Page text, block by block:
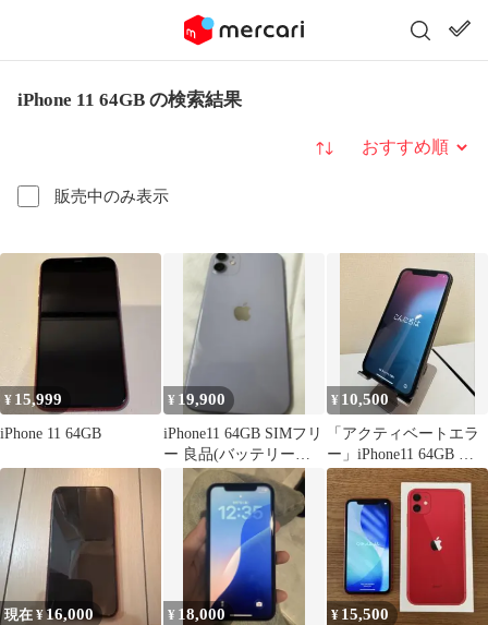
iPhone 11 64GB の検索結果
販売中のみ表示
並び替え
¥ 15,999
iPhone 11 64GB
¥ 19,900
iPhone11 64GB SIMフリ
ー 良品(バッテリー
84%)
¥ 10,500
「アクティベートエラ
ー」iPhone11 64GB ブ
ラック SIMフリー
現在 ¥16,000 ¥ 18,000 ¥ 15,500